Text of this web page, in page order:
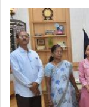
पुलिस
विभाग
के
04
कर्मचारियों
का
सेवानिवृत्ति
पर